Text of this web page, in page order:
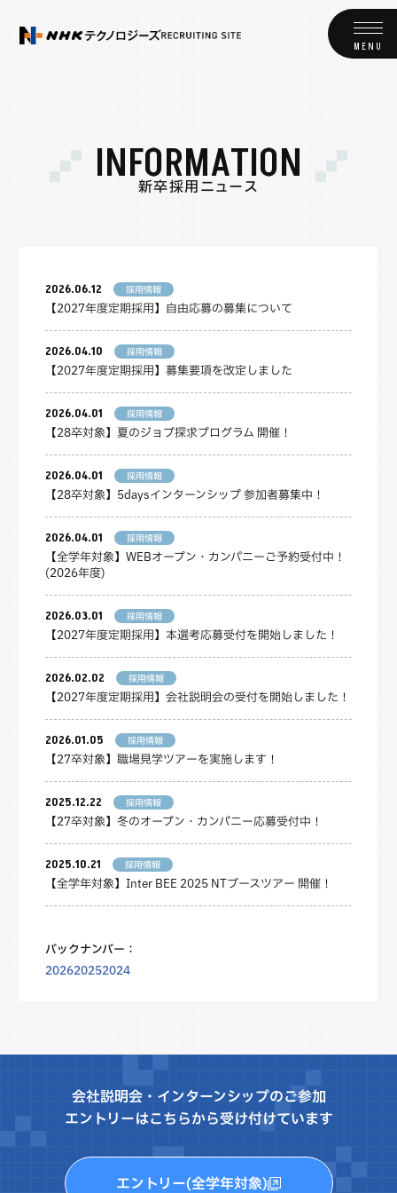
INFORMATION
新卒採用 ニ ュ ー ス
2026.06.12 採用情報
【2027年度定期採用】自由応募の募集について
2026.04.10 採用情報
【2027年度定期採用】募集要項を改定しました
2026.04.01 採用情報
【28卒対象】夏のジョブ探求プログラム 開催！
2026.04.01 採用情報
【28卒対象】5daysインターンシップ 参加者募集中！
2026.04.01 採用情報
【全学年対象】WEBオープン・カンパニーご予約受付中！
(2026年度)
2026.03.01 採用情報
【2027年度定期採用】本選考応募受付を開始しました！
2026.02.02 採用情報
【2027年度定期採用】会社説明会の受付を開始しました！
2026.01.05 採用情報
【27卒対象】職場見学ツアーを実施します！
2025.12.22 採用情報
【27卒対象】冬のオープン・カンパニー応募受付中！
2025.10.21 採用情報
【全学年対象】Inter BEE 2025 NTブースツアー 開催！
バックナンバー：
202620252024
会社説明会・インターンシップのご参加
エントリーはこちらから受け付けています
エントリー(全学年対象)